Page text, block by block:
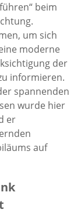
beim
um sich
moderne
der
informieren.
spannenden
wurde hier
er
auf